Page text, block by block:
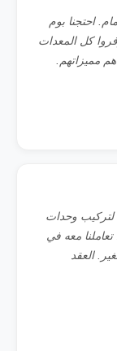
احتجنا بوم
كل المعدات
مميزاتهم.
وحدات
معه في
العقد